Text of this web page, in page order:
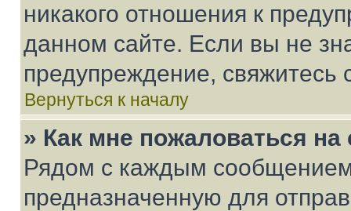
никакого отношения к
данном сайте. Если вы не
предупреждение,
Вернуться к началу
» Как мне пожаловаться
Рядом с каждым сообщением
предназначенную для